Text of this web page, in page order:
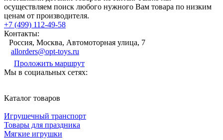
осуществляем поиск любого нужного Вам товара по низким
ценам от производителя.
+7 (499) 112-49-58
Контакты:
Россия, Москва, Автомоторная улица, 7
allorders@opt-toys.ru
Проложить маршрут
Мы в социальных сетях:
Каталог товаров
Игрушечный транспорт
Товары для праздника
Мягкие игрушки